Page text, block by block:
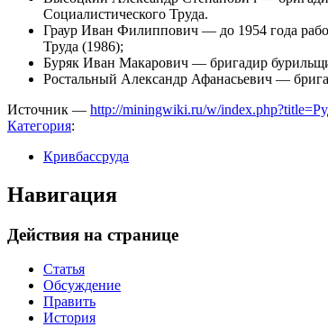
Социалистического Труда.
Граур Иван Филиппович — до 1954 года
Труда (1986);
Буряк Иван Макарович — бригадир
Ростальный Александр Афанасьевич —
Источник — http://miningwiki.ru/w/
Категория:
Кривбассруда
Навигация
Действия на странице
Статья
Обсуждение
Править
История